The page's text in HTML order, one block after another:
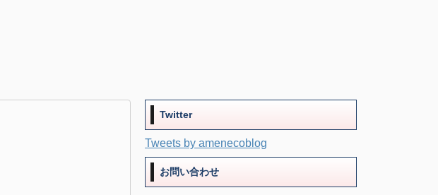
Twitter
Tweets by amenecoblog
お問い合わせ